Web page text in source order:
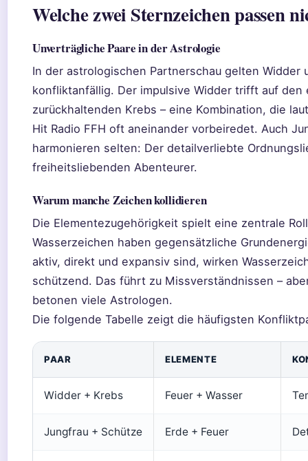
Welche zwei Sternzeichen passen
Unverträgliche Paare in der Astrologie
In der astrologischen Partnerschau gelten Widder
konfliktanfällig. Der impulsive Widder trifft auf den
zurückhaltenden Krebs – eine Kombination, die
Hit Radio FFH oft aneinander vorbeiredet. Auch
harmonieren selten: Der detailverliebte
freiheitsliebenden Abenteurer.
Warum manche Zeichen kollidieren
Die Elementezugehörigkeit spielt eine zentrale
Wasserzeichen haben gegensätzliche
aktiv, direkt und expansiv sind, wirken
schützend. Das führt zu Missverständnissen –
betonen viele Astrologen.
Die folgende Tabelle zeigt die häufigsten
PAAR ELEMENTE
Widder + Krebs Feuer + Wasser
Jungfrau + Schütze Erde + Feuer